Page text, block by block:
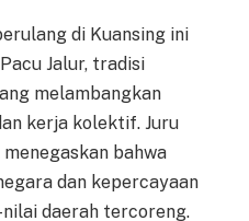
di Kuansing ini
Jalur, tradisi
melambangkan
kerja kolektif. Juru
bahwa
dan kepercayaan
daerah tercoreng.